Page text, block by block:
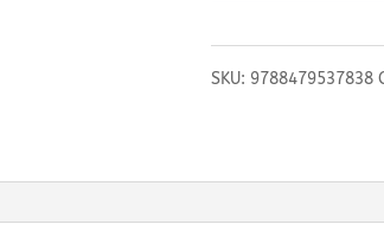
Gato
SKU: 9788479537838